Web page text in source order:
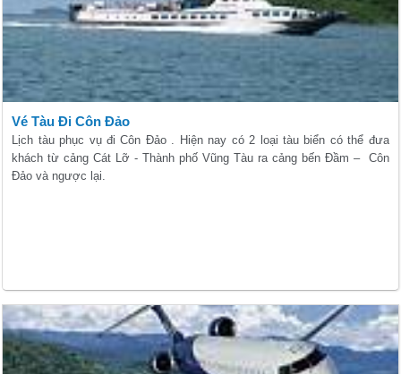
Vé Tàu Đi Côn Đảo
Lịch tàu phục vụ đi Côn Đảo . Hiện nay có 2 loại tàu biển có thể đưa
khách từ cảng Cát Lỡ - Thành phố Vũng Tàu ra cảng bến Đầm – Côn
Đảo và ngược lại.